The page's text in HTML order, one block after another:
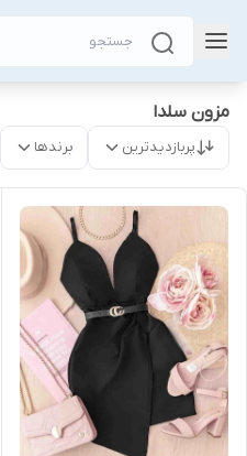
مزون سلدا
پربازدیدترین برندها